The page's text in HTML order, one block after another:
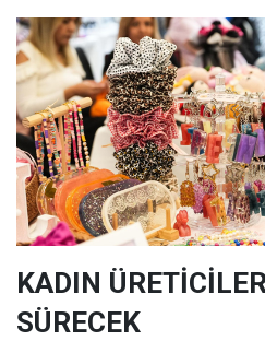
KADIN
SÜRECEK